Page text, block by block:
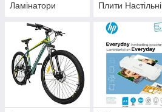
Ламінатори Плити Настільні